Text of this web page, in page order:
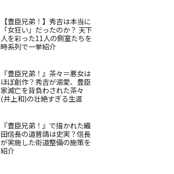
【豊臣兄弟！】秀吉は本当に
「女狂い」だったのか？ 天下
人を彩った11人の側室たちを
時系列で一挙紹介
『豊臣兄弟！』茶々＝悪女は
ほぼ創作？秀吉が溺愛、豊臣
家滅亡を背負わされた茶々
(井上和)の壮絶すぎる生涯
『豊臣兄弟！』で描かれた織
田信長の道普請は史実？信長
が実施した街道整備の施策を
紹介